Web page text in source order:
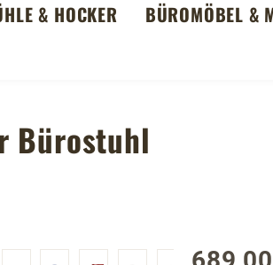
& HOCKER BÜROMÖBEL &
Bürostuhl
Regulärer